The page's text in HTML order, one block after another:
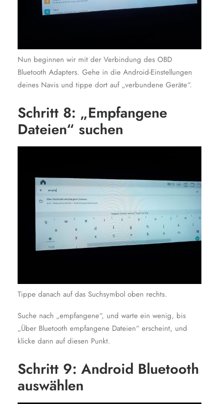
Nun beginnen wir mit der Verbindung des OBD
Bluetooth Adapters. Gehe in die Android-Einstellungen
deines Navis und tippe dort auf „verbundene Geräte“.
Schritt 8: „Empfangene
Dateien“ suchen
Tippe danach auf das Suchsymbol oben rechts.
Suche nach „empfangene“, und warte ein wenig, bis
„Über Bluetooth empfangene Dateien“ erscheint, und
klicke dann auf diesen Punkt.
Schritt 9: Android Bluetooth
auswählen